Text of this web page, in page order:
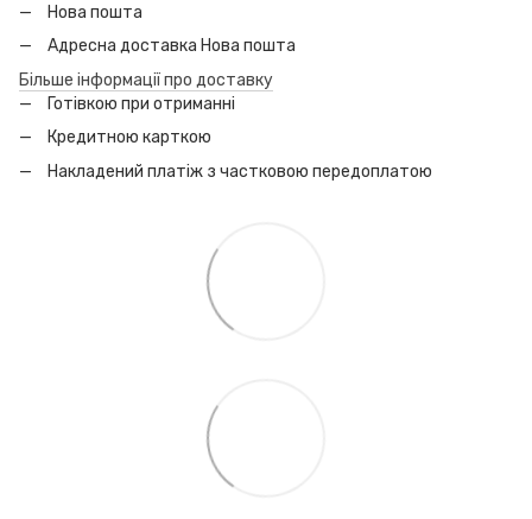
Нова пошта
Адресна доставка Нова пошта
Більше інформації про доставку
Готівкою при отриманні
Кредитною карткою
Накладений платіж з частковою передоплатою